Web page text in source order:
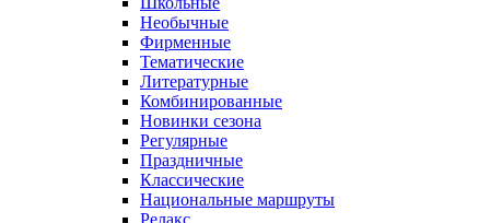
Необычные
Фирменные
Тематические
Литературные
Комбинированные
Новинки сезона
Регулярные
Праздничные
Классические
Национальные маршруты
Релакс